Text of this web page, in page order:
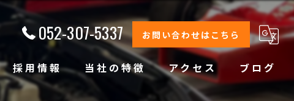
052-307-5337 お問い合わせはこちら
採用情報 当社の特徴 アクセス ブログ